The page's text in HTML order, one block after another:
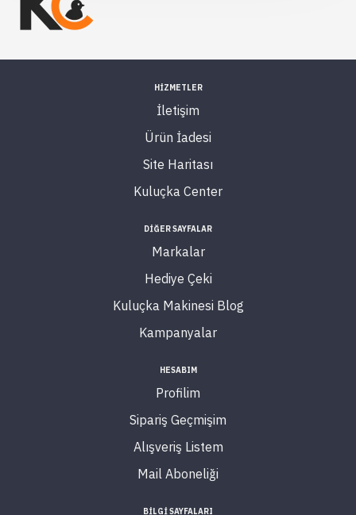
HİZMETLER
İletişim
Ürün İadesi
Site Haritası
Kuluçka Center
DİĞER SAYFALAR
Markalar
Hediye Çeki
Kuluçka Makinesi Blog
Kampanyalar
HESABIM
Profilim
Sipariş Geçmişim
Alışveriş Listem
Mail Aboneliği
BİLGİ SAYFALARI